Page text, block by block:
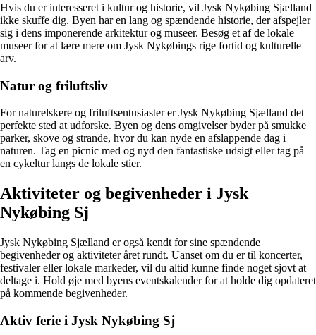
Hvis du er interesseret i kultur og historie, vil Jysk Nykøbing Sjælland
ikke skuffe dig. Byen har en lang og spændende historie, der afspejler
sig i dens imponerende arkitektur og museer. Besøg et af de lokale
museer for at lære mere om Jysk Nykøbings rige fortid og kulturelle
arv.
Natur og friluftsliv
For naturelskere og friluftsentusiaster er Jysk Nykøbing Sjælland det
perfekte sted at udforske. Byen og dens omgivelser byder på smukke
parker, skove og strande, hvor du kan nyde en afslappende dag i
naturen. Tag en picnic med og nyd den fantastiske udsigt eller tag på
en cykeltur langs de lokale stier.
Aktiviteter og begivenheder i Jysk
Nykøbing Sj
Jysk Nykøbing Sjælland er også kendt for sine spændende
begivenheder og aktiviteter året rundt. Uanset om du er til koncerter,
festivaler eller lokale markeder, vil du altid kunne finde noget sjovt at
deltage i. Hold øje med byens eventskalender for at holde dig opdateret
på kommende begivenheder.
Aktiv ferie i Jysk Nykøbing Sj